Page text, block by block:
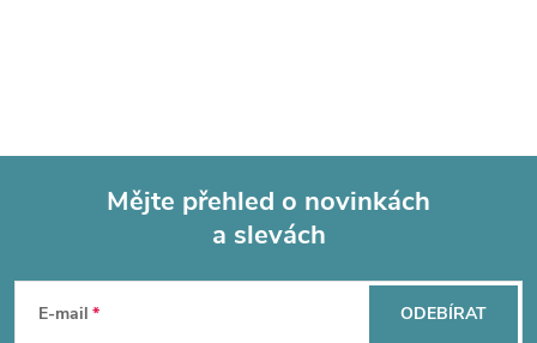
a
Mějte přehled o novinkách
a slevách
E-mail ODEBÍRAT